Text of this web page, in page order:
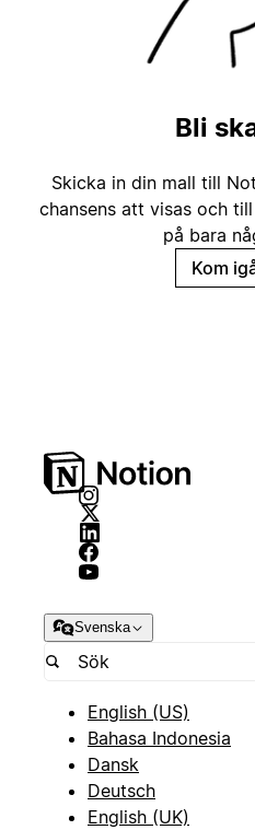
Bli
Skicka in din mall till
chansens att visas och
på bara
Kom
Svenska
English (US)
Bahasa Indonesia
Dansk
Deutsch
English (UK)